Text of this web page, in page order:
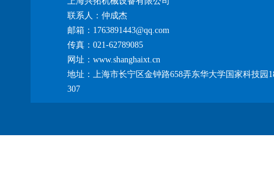
联系人：仲成杰
邮箱：1763891443@qq.com
传真：021-62789085
网址：www.shanghaixt.cn
地址：上海市长宁区金钟路658弄东华大学国家科技园
307